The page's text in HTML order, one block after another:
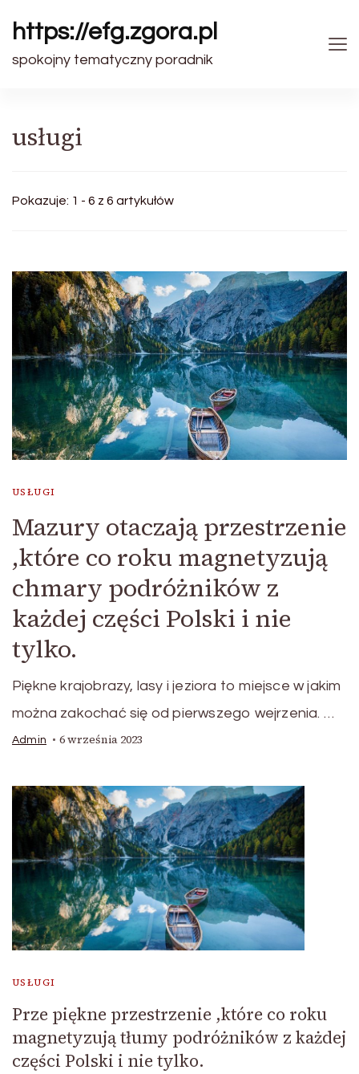
https://efg.zgora.pl
spokojny tematyczny poradnik
usługi
Pokazuje: 1 - 6 z 6 artykułów
USŁUGI
Mazury otaczają przestrzenie
,które co roku magnetyzują
chmary podróżników z
każdej części Polski i nie
tylko.
Piękne krajobrazy, lasy i jeziora to miejsce w jakim
można zakochać się od pierwszego wejrzenia. …
Admin 6 września 2023
USŁUGI
Prze piękne przestrzenie ,które co roku
magnetyzują tłumy podróżników z każdej
części Polski i nie tylko.